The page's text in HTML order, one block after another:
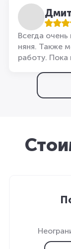
Всегда
няня. Также
работу.